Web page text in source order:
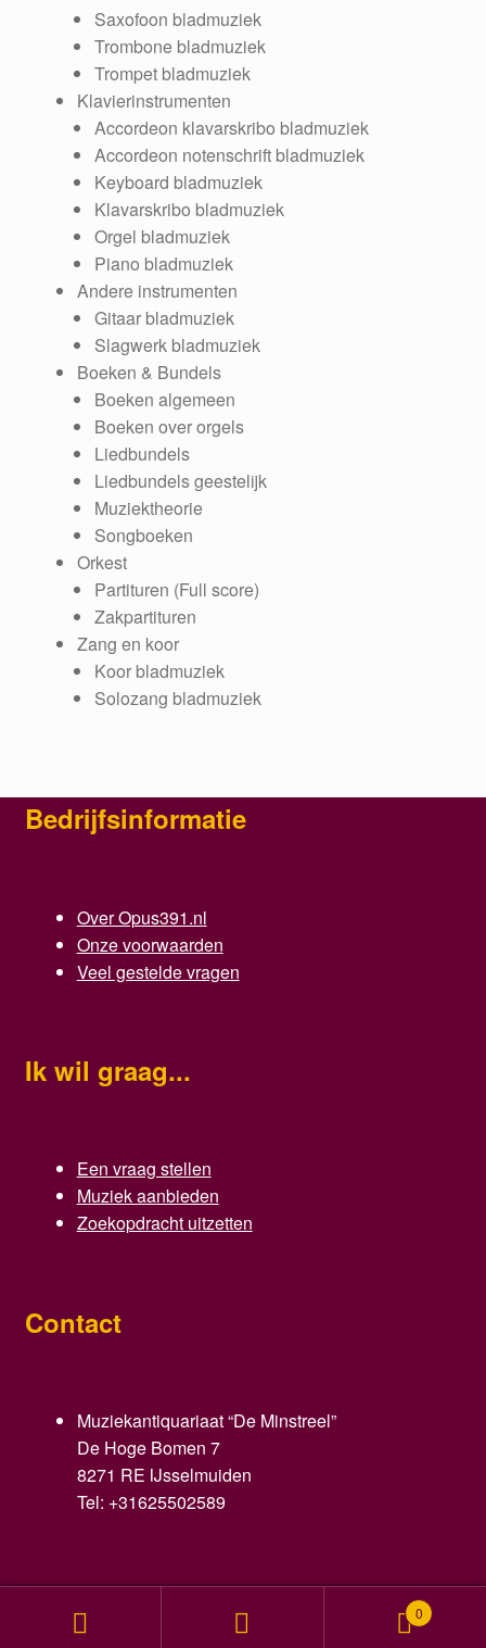
Saxofoon bladmuziek
Trombone bladmuziek
Trompet bladmuziek
Klavierinstrumenten
Accordeon klavarskribo bladmuziek
Accordeon notenschrift bladmuziek
Keyboard bladmuziek
Klavarskribo bladmuziek
Orgel bladmuziek
Piano bladmuziek
Andere instrumenten
Gitaar bladmuziek
Slagwerk bladmuziek
Boeken & Bundels
Boeken algemeen
Boeken over orgels
Liedbundels
Liedbundels geestelijk
Muziektheorie
Songboeken
Orkest
Partituren (Full score)
Zakpartituren
Zang en koor
Koor bladmuziek
Solozang bladmuziek
Bedrijfsinformatie
Over Opus391.nl
Onze voorwaarden
Veel gestelde vragen
Ik wil graag...
Een vraag stellen
Muziek aanbieden
Zoekopdracht uitzetten
Contact
Muziekantiquariaat “De Minstreel”
De Hoge Bomen 7
8271 RE IJsselmuiden
Tel: +31625502589
©Opus391.nlMuziekaniquariaat De Minstreel ~ Kvk
nummer: 05080117 ~ BTW-nr: NL1494.21.485.B01 ~
0